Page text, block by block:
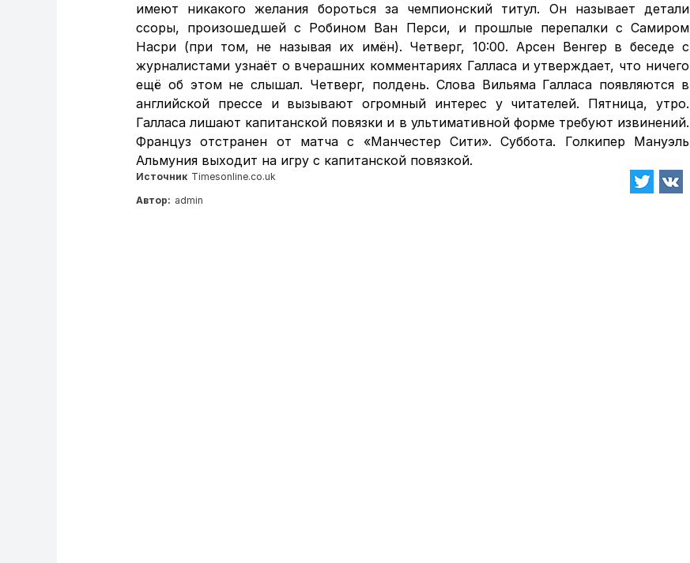
имеют никакого желания бороться за чемпионский титул. Он называет детали
ссоры, произошедшей с Робином Ван Перси, и прошлые перепалки с Самиром
Насри (при том, не называя их имён). Четверг, 10:00. Арсен Венгер в беседе с
журналистами узнаёт о вчерашних комментариях Галласа и утверждает, что ничего
ещё об этом не слышал. Четверг, полдень. Слова Вильяма Галласа появляются в
английской прессе и вызывают огромный интерес у читателей. Пятница, утро.
Галласа лишают капитанской повязки и в ультимативной форме требуют извинений.
Француз отстранен от матча с «Манчестер Сити». Суббота. Голкипер Мануэль
Альмуния выходит на игру с капитанской повязкой.
Источник Timesonline.co.uk
Автор: admin